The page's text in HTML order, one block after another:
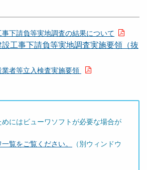
下請負等実地調査の結果について
設工事下請負等実地調査実施要領（抜
業者等立入検査実施要領
にはビューワソフトが必要な場合が
覧をご覧ください。
（別ウィンドウ